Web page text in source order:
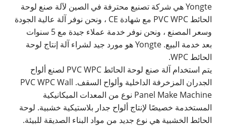
Yongte هي شركة تصنيع محترفة في الصين لآلة صنع لوحة
الحائط PVC WPC مع شهادة CE ، ونحن نوفر آلة عالية الجودة
وسعر المصنع ، ونحن نوفر خدمة عملاء جيدة مع 5 سنوات
بعد خدمة البيع. Yongte هو مورد جيد لشراء آلة إنتاج لوحة
الحائط WPC.
يتم استخدام آلة صنع لوحة الحائط PVC WPC لصنع ألواح
الجدران المزخرفة الداخلية وألواح السقف. PVC WPC Wall
Panel Make Machine نوع من المعدات الميكانيكية
المستخدمة خصيصًا لإنتاج ألواح جدار بلاستيكية خشبية. لوحة
الحائط الخشبية هي نوع جديد من مواد البناء الصديقة للبيئة.